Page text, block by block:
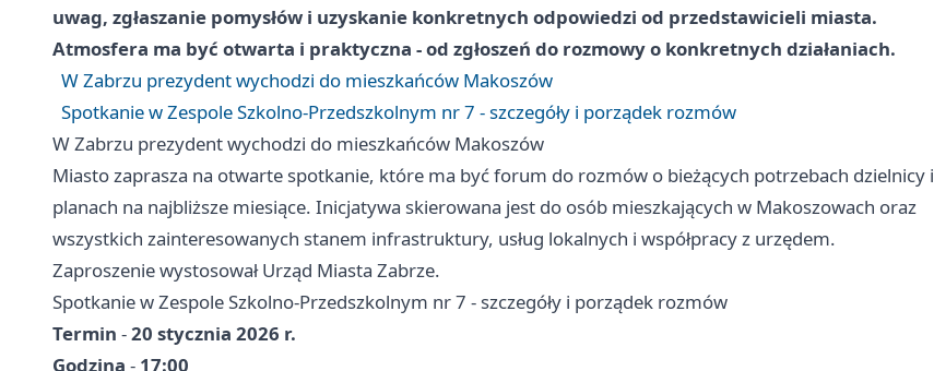
uwag, zgłaszanie pomysłów i uzyskanie konkretnych odpowiedzi od przedstawicieli miasta.
Atmosfera ma być otwarta i praktyczna - od zgłoszeń do rozmowy o konkretnych działaniach.
W Zabrzu prezydent wychodzi do mieszkańców Makoszów
Spotkanie w Zespole Szkolno-Przedszkolnym nr 7 - szczegóły i porządek rozmów
W Zabrzu prezydent wychodzi do mieszkańców Makoszów
Miasto zaprasza na otwarte spotkanie, które ma być forum do rozmów o bieżących potrzebach dzielnicy i
planach na najbliższe miesiące. Inicjatywa skierowana jest do osób mieszkających w Makoszowach oraz
wszystkich zainteresowanych stanem infrastruktury, usług lokalnych i współpracy z urzędem.
Zaproszenie wystosował Urząd Miasta Zabrze.
Spotkanie w Zespole Szkolno-Przedszkolnym nr 7 - szczegóły i porządek rozmów
Termin -20 stycznia 2026 r.
Godzina - 17:00